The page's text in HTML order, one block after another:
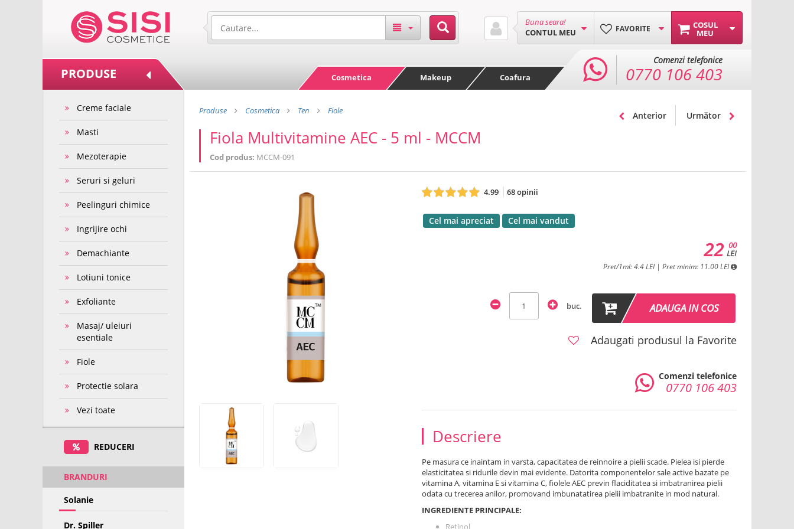
COSUL
MEU
FAVORITE
Buna seara!
CONTUL MEU
PRODUSE Cosmetica Makeup Coafura
Comenzi telefonice
0770 106 403
Creme faciale
Masti
Mezoterapie
Seruri si geluri
Peelinguri chimice
Ingrijire ochi
Demachiante
Lotiuni tonice
Exfoliante
Masaj/ uleiuri
esentiale
Fiole
Protectie solara
Vezi toate
REDUCERI
BRANDURI
Solanie
Dr. Spiller
Produse Cosmetica Ten Fiole
Fiola Multivitamine AEC - 5 ml - MCCM
Cod produs: MCCM-091
Anterior Următor
4.99 68 opinii
Cel mai apreciat Cel mai vandut
00
LEI
22
Pret/1ml: 4.4 LEI | Pret minim: 11.00 LEI
buc. ADAUGA IN COS
Adaugati produsul la Favorite
Comenzi telefonice
0770 106 403
Descriere
Pe masura ce inaintam in varsta, capacitatea de reinnoire a pielii scade. Pielea isi pierde
elasticitatea si ridurile devin mai evidente. Datorita componentelor sale active bazate pe
vitamina A, vitamina E si vitamina C, fiolele AEC previn flaciditatea si imbatranirea pielii
odata cu trecerea anilor, promovand imbunatatirea pielii imbatranite in mod natural.
INGREDIENTE PRINCIPALE:
Retinol